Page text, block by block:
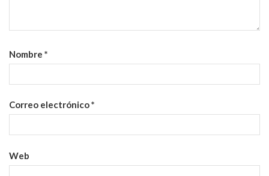
Nombre *
Correo electrónico*
Web